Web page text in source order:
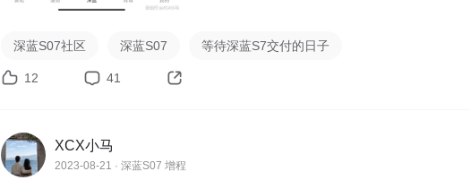
(2)开完环保证明回来办牌，又发现交付中心没给我抵押合同，因为我是需
四、结论：
(2)交通费：开车去行政服务中心办完税证明，再去车管所办牌照，再回家
里面用掉的电费；
深蓝S07社区 深蓝S07 等待深蓝S7交付的日子
12 41
XCX小马
2023-08-21 · 深蓝S07 增程